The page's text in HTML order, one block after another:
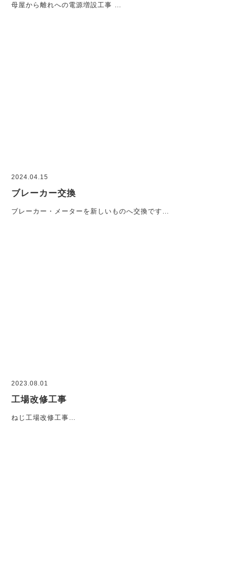
母屋から離れへの電源増設工事 …
2024.04.15
ブレーカー交換
ブレーカー・メーターを新しいものへ交換です…
2023.08.01
工場改修工事
ねじ工場改修工事…